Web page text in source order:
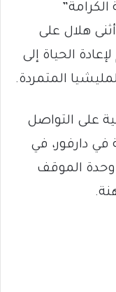
هلال على
الحياة إلى
المتمردة.
على التواصل
دارفور، في
وحدة الموقف